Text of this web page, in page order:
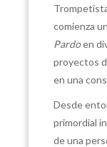
comienza
Pardoen
proyectos
en una
Desde
primordial
de una